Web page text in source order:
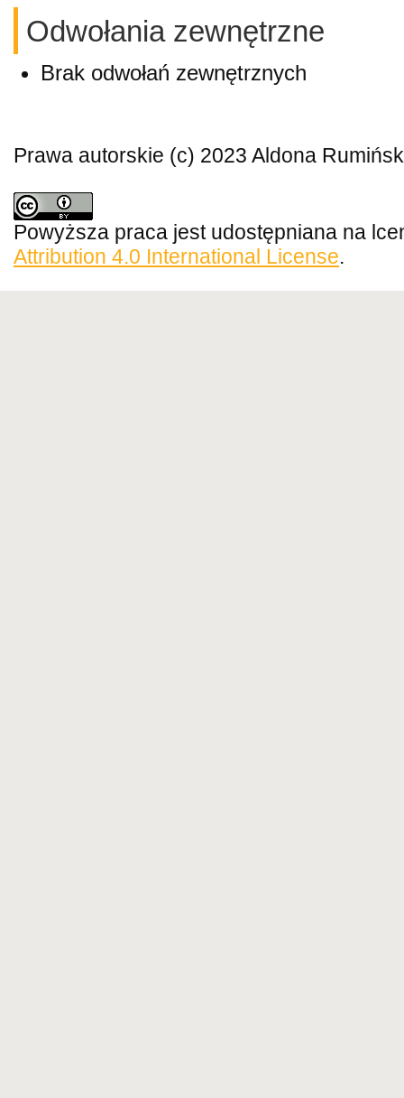
Odwołania zewnętrzne
Brak odwołań zewnętrznych
Prawa autorskie (c) 2023 Aldona
Powyższa praca jest udostępniana na
Attribution 4.0 International License.